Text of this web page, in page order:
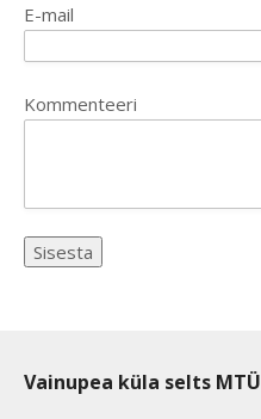
E-mail
Kommenteeri
Vainupea küla selts MTÜ